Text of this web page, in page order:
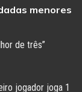
menores
de três”
jogador joga 1